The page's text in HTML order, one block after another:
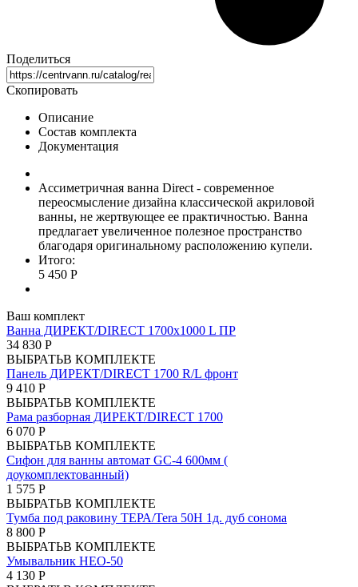
Поделиться
Скопировать
Описание
Состав комплекта
Документация
Ассиметричная ванна Direct - современное
переосмысление дизайна классической акриловой
ванны, не жертвующее ее практичностью. Ванна
предлагает увеличенное полезное пространство
благодаря оригинальному расположению купели.
Итого:
5 450 Р
Ваш комплект
Ванна ДИРЕКТ/DIRECT 1700х1000 L ПР
34 830 Р
ВЫБРАТЬВ КОМПЛЕКТЕ
Панель ДИРЕКТ/DIRECT 1700 R/L фронт
9 410 Р
ВЫБРАТЬВ КОМПЛЕКТЕ
Рама разборная ДИРЕКТ/DIRECT 1700
6 070 Р
ВЫБРАТЬВ КОМПЛЕКТЕ
Сифон для ванны автомат GC-4 600мм (
доукомплектованный)
1 575 Р
ВЫБРАТЬВ КОМПЛЕКТЕ
Тумба под раковину ТЕРА/Tera 50Н 1д. дуб сонома
8 800 Р
ВЫБРАТЬВ КОМПЛЕКТЕ
Умывальник НЕО-50
4 130 Р